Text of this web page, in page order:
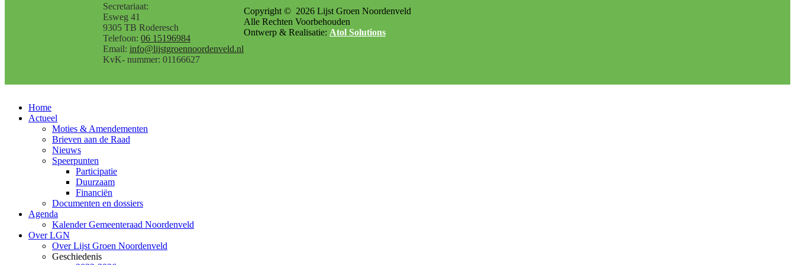
Secretariaat:
Esweg 41
9305 TB Roderesch
Telefoon: 06 15196984
Email: info@lijstgroennoordenveld.nl
KvK- nummer: 01166627
Copyright © 2026 Lijst Groen Noordenveld
Alle Rechten Voorbehouden
Ontwerp & Realisatie: Atol Solutions
Home
Actueel
Moties & Amendementen
Brieven aan de Raad
Nieuws
Speerpunten
Participatie
Duurzaam
Financiën
Documenten en dossiers
Agenda
Kalender Gemeenteraad Noordenveld
Over LGN
Over Lijst Groen Noordenveld
Geschiedenis